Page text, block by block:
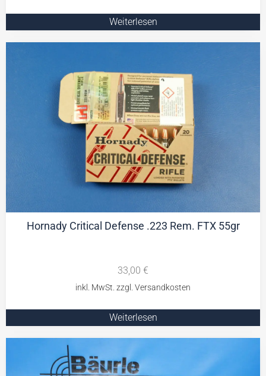
Weiterlesen
Hornady Critical Defense .223 Rem. FTX 55gr
33,00 €
Weiterlesen